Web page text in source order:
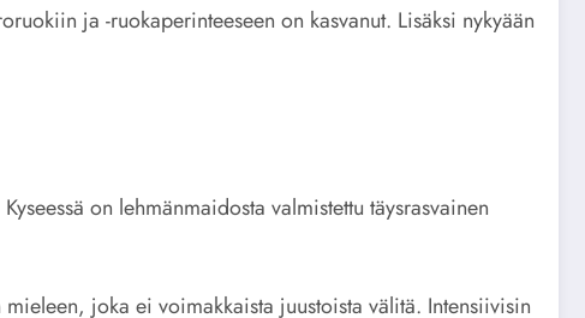
ja -ruokaperinteeseen on kasvanut. Lisäksi nykyään
on lehmänmaidosta valmistettu täysrasvainen
joka ei voimakkaista juustoista välitä. Intensiivisin